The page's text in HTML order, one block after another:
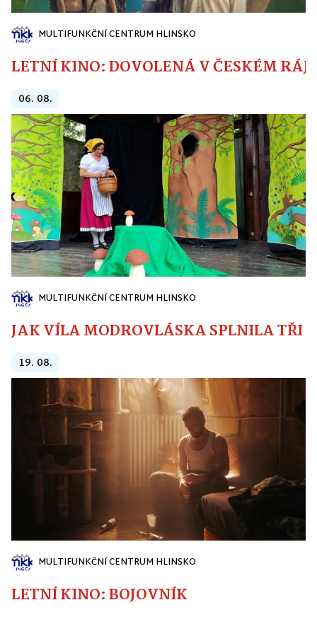
MULTIFUNKČNÍ CENTRUM HLINSKO
LETNÍ KINO: DOVOLENÁ V ČESKÉM RÁJI
06. 08.
MULTIFUNKČNÍ CENTRUM HLINSKO
JAK VÍLA MODROVLÁSKA SPLNILA
19. 08.
MULTIFUNKČNÍ CENTRUM HLINSKO
LETNÍ KINO: BOJOVNÍK